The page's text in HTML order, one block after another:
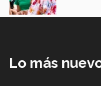
Lo más